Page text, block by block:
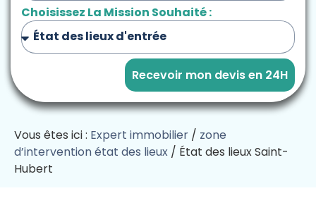
Choisissez La Mission Souhaité :
Recevoir mon devis en 24H
Vous êtes ici : Expert immobilier / zone
d’intervention état des lieux / État des lieux Saint-
Hubert